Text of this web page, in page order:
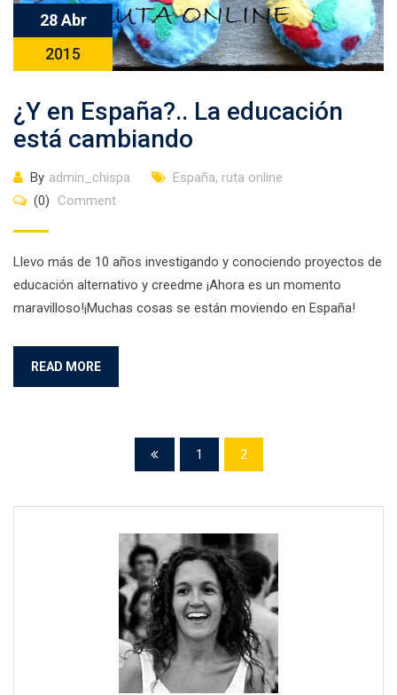
28 Abr
2015
¿Y en España?.. La educación
está cambiando
By admin_chispa España, ruta online
(0)
Comment
Llevo más de 10 años investigando y conociendo proyectos de
educación alternativo y creedme ¡Ahora es un momento
maravilloso!¡Muchas cosas se están moviendo en España!
READ MORE
1 2